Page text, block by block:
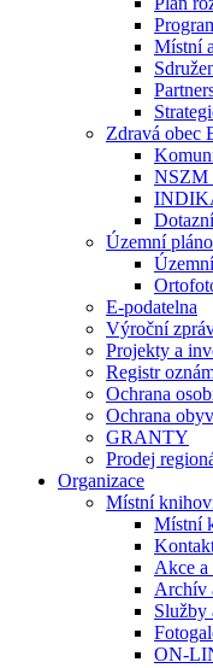
Místní
Zdravá obec
NSZM
Územní
E-podatelna
Výroční
Projekty a
Registr
Ochrana
Ochrana
GRANTY
Prodej
Organizace
Místní
Místní
Akce
Archív
Služby
ON-